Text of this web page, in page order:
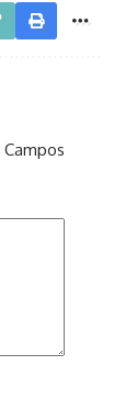
Campos